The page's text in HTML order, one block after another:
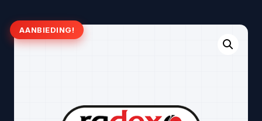
AANBIEDING!